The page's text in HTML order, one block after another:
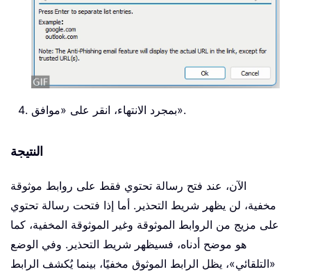
بمجرد الانتهاء، انقر على «موافق».
النتيجة
الآن، عند فتح رسالة تحتوي فقط على روابط موثوقة
مخفية، لن يظهر شريط التحذير. أما إذا فتحت رسالة تحتوي
على مزيج من الروابط الموثوقة وغير الموثوقة المخفية، كما
هو موضح أدناه، فسيظهر شريط التحذير. وفي الوضع
«التلقائي»، يظل الرابط الموثوق مخفيًا، بينما يُكشف الرابط